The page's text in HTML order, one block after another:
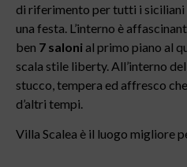
di riferimento per tutti i
una festa. L’interno è
ben 7 saloni al primo piano al
scala stile liberty. All’interno
stucco, tempera ed affresco
d’altri tempi.
Villa Scalea è il luogo migliore